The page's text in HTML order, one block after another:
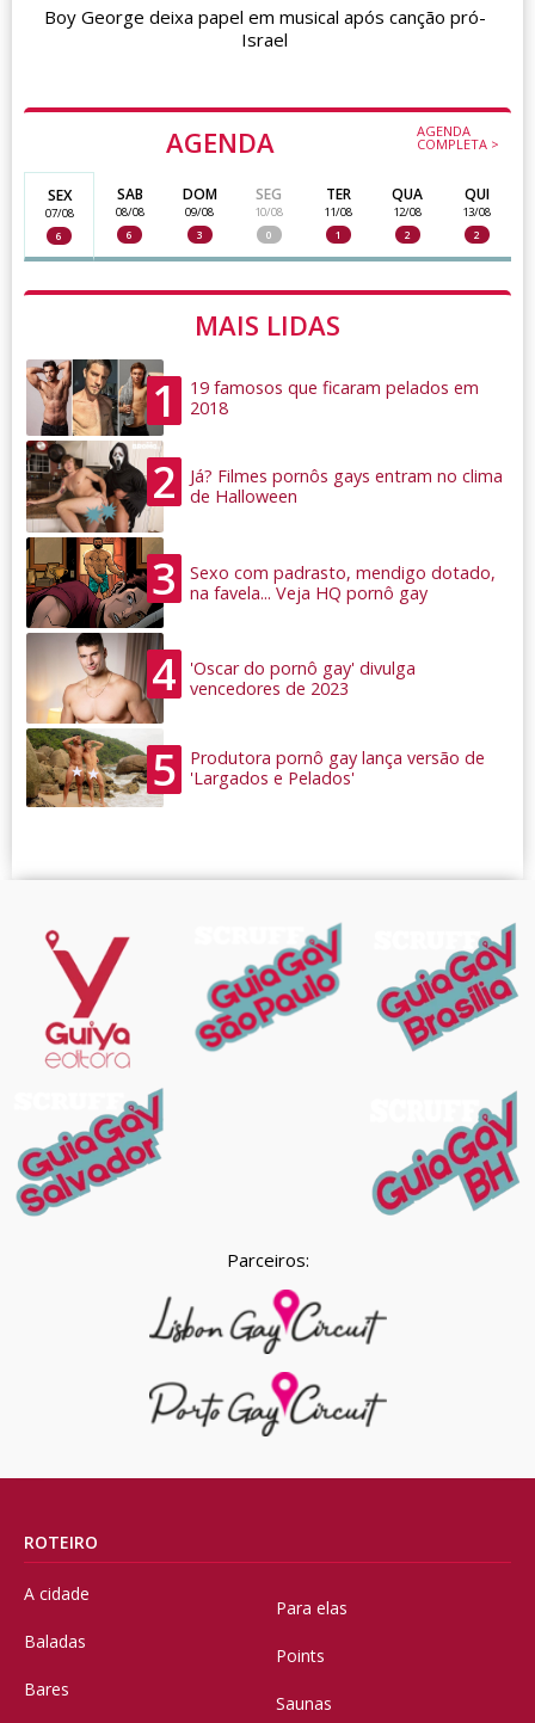
AGENDA AGENDA
COMPLETA >
SEX
07/08
6
SAB
08/08
6
DOM
09/08
3
SEG
10/08
0
TER
11/08
1
QUA
12/08
2
QUI
13/08
2
MAIS LIDAS
1
19 famosos que ficaram pelados em
2018
2
Já? Filmes pornôs gays entram no clima
de Halloween
3
Sexo com padrasto, mendigo dotado,
na favela... Veja HQ pornô gay
4
'Oscar do pornô gay' divulga
vencedores de 2023
5
Produtora pornô gay lança versão de
'Largados e Pelados'
Boy George deixa papel em musical após canção pró-
Israel
Parceiros:
ROTEIRO
A cidade
Baladas
Bares
Para elas
Points
Saunas